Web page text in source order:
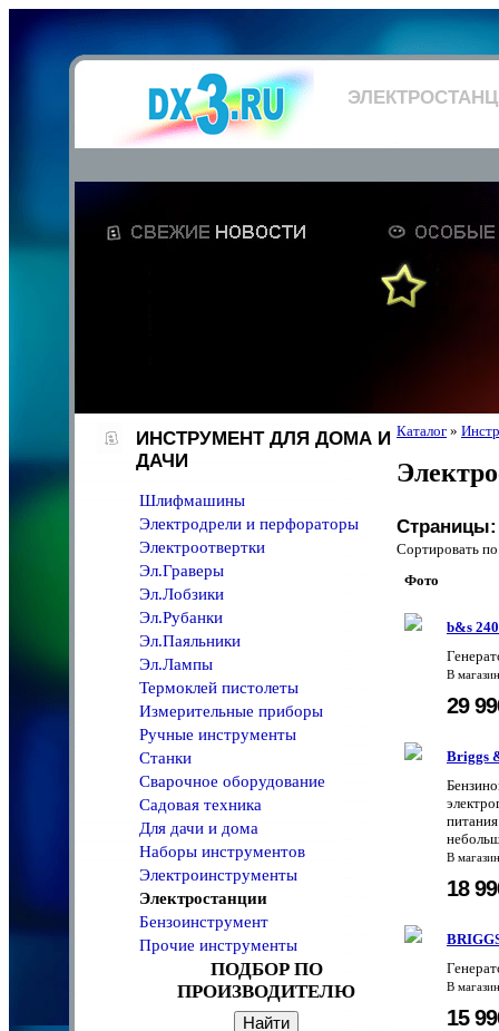
ИНСТРУМЕНТ ДЛЯ ДОМА И
ДАЧИ
Шлифмашины
Электродрели и перфораторы
Электроотвертки
Эл.Граверы
Эл.Лобзики
Эл.Рубанки
Эл.Паяльники
Эл.Лампы
Термоклей пистолеты
Измерительные приборы
Ручные инструменты
Станки
Сварочное оборудование
Садовая техника
Для дачи и дома
Наборы инструментов
Электроинструменты
Электростанции
Бензоинструмент
Прочие инструменты
ПОДБОР ПО
ПРОИЗВОДИТЕЛЮ
Каталог »
Страницы:
Сортировать
Фото
b&s
В
29
Briggs
В
18
В
15